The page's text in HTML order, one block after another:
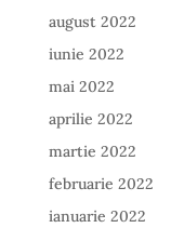
august 2022
iunie 2022
mai 2022
aprilie 2022
martie 2022
februarie 2022
ianuarie 2022